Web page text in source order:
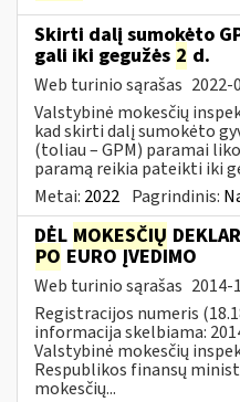
Skirti dalį sumokėto
gali iki gegužės 2 d.
Web turinio sąrašas 2022-
Valstybinė mokesčių
kad skirti dalį sumokėto
(toliau – GPM) paramai
paramą reikia pateikti iki
Metai: 2022 Pagrindinis:
DĖL MOKESČIŲ
PO EURO ĮVEDIMO
Web turinio sąrašas 2014-
Registracijos numeris
informacija skelbiama:
Valstybinė mokesčių
Respublikos finansų
mokesčių...